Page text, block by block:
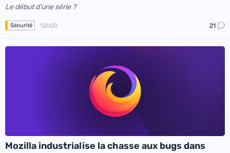
Le début d'une série ?
Sécurité 13h00 21
Mozilla industrialise la chasse aux bugs dans